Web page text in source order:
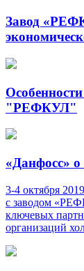
Завод
"РЕФКУЛ"
«Данфосс»
3-4 октября
с заводом
ключевых
организаций